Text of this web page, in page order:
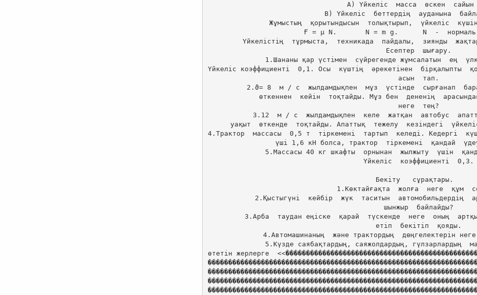
    А) Үйкеліс  масса  өскен  сайын  өседі.
Жұмыстың  қорытындысын  толықтырып,  үйкеліс
Ғ = μ N.       N = m g.      N  -  нормаль
Үйкелістің  тұрмыста,  техникада  пайдалы,  зиянды
Есептер  шығару.
1.Шананы қар үстімен  сүйрегенде жұмсалатын  ең
Үйкеліс коэффициенті  0,1. Осы  күштің  әрекетінен  бірқалыпты
асын  тап.
2.ϑ= 8  м / с  жылдамдықпен  мұз  үстінде  сырғанап
өткеннен  кейін  тоқтайды. Мұз бен  дененің
неге  тең?
3.12  м / с  жылдамдықпен  келе  жатқан  автобус
уақыт  өткенде  тоқтайды. Апаттық  тежелу  кезіндегі
4.Трактор  массасы  0,5 т  тіркемені  тартып  келеді. Кедергі
үші 1,6 кН болса, трактор  тіркемені  қандай
5.Массасы 40 кг шкафты  орнынан  жылжыту  үшін
Үйкеліс  коэффициенті  0,3.
Бекіту   сұрақтары.
1.Көктайғақта  жолға  неге  құм
2.Қыстыгүні  кейбір  жүк  таситын  автомобильдердің
шынжыр  байлайды?
3.Арба  таудан еңіске  қарай  түскенде  неге  оның
етіп  бекітіп  қояды.
4.Автомашинаның  және трактордың  дөңгелектерін
5.Күзде саябақтардың, саяжолдардың, гүлзарлардың
өтетін жерлерге